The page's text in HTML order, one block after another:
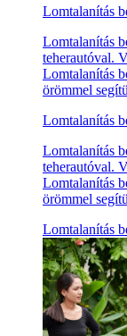
Lomtalanítás
Lomtalanítás
teherautóval.
Lomtalanítás
örömmel
Lomtalanítás
Lomtalanítás
teherautóval.
Lomtalanítás
örömmel
Lomtalanítás